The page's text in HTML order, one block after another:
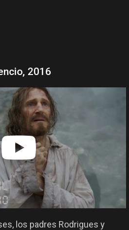
2016
los padres Rodrigues y